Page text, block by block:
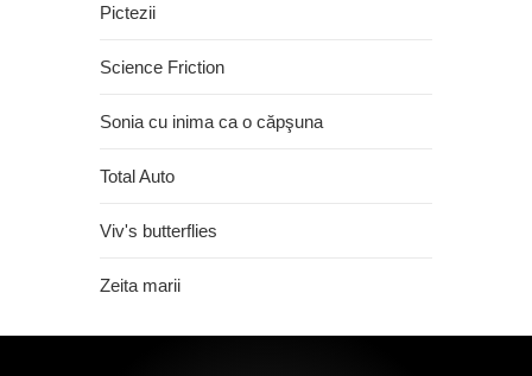
Pictezii
Science Friction
Sonia cu inima ca o căpşuna
Total Auto
Viv's butterflies
Zeita marii